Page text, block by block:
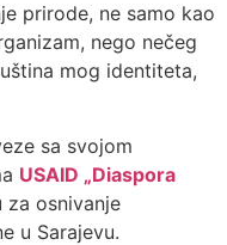
prirode, ne samo kao
nego nečeg
mog identiteta,
sa svojom
USAID „Diaspora
za osnivanje
u Sarajevu.